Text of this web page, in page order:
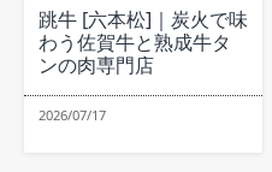
跳牛 [六本松]｜炭火で味
わう佐賀牛と熟成牛タ
ンの肉専門店
2026/07/17